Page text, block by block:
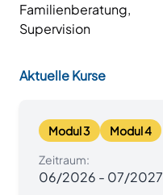
Familienberatung,
Supervision
Aktuelle Kurse
Modul 3
Modul 4
Zeitraum:
06/2026 - 07/2027